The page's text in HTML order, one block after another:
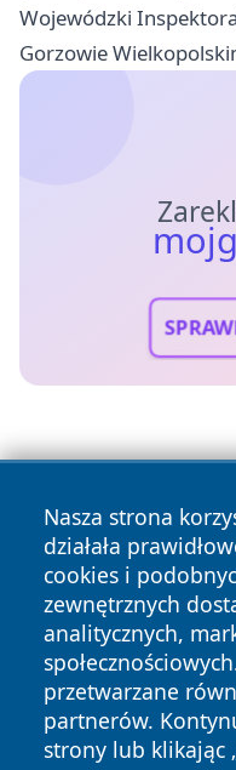
Wojewódzki
Gorzowie
Nasza strona
działała
cookies i
zewnętrznych
analitycznych,
przetwarzane
partnerów.
strony lub klikając